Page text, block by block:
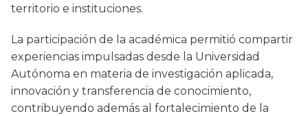
territorio e instituciones.
La participación de la académica permitió compartir
experiencias impulsadas desde la Universidad
Autónoma en materia de investigación aplicada,
innovación y transferencia de conocimiento,
contribuyendo además al fortalecimiento de la